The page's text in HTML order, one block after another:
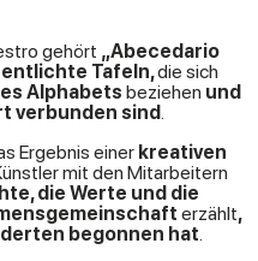
gehört „Abecedario
Tafeln,die sich
Alphabets beziehen und
verbunden sind.
Ergebnis einer kreativen
mit den Mitarbeitern
die Werte und die
erzählt,
begonnen hat.